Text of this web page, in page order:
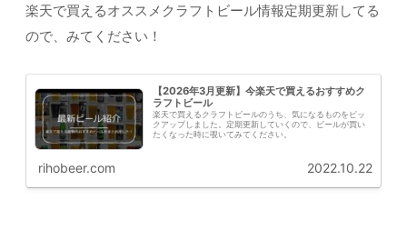
楽天で買えるオススメクラフトビール情報定期更新してる
ので、みてください！
【2026年3月更新】今楽天で買えるおすすめク
ラフトビール
楽天で買えるクラフトビールのうち、気になるものをピッ
クアップしました。定期更新していくので、ビールが買い
たくなった時に覗いてみてください。
rihobeer.com 2022.10.22